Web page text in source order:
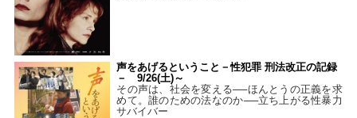
声をあげるということ－性犯罪 刑法改正の記録
－ 9/26(土)～
その声は、社会を変える──ほんとうの正義を求
めて。誰のための法なのか──立ち上がる性暴力
サバイバー